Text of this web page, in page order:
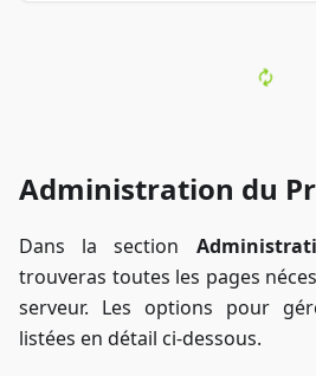
Administration du
Dans la section
trouveras toutes les pages
serveur. Les options pour
listées en détail ci-dessous.